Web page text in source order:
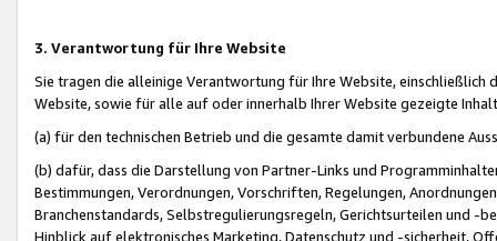
3. Verantwortung für Ihre Website
Sie tragen die alleinige Verantwortung für Ihre Website,
Website, sowie für alle auf oder innerhalb Ihrer Website gezeigte
(a) für den technischen Betrieb und die gesamte damit verbundene
(b) dafür, dass die Darstellung von Partner-Links und
Bestimmungen, Verordnungen, Vorschriften, Regelungen,
Branchenstandards, Selbstregulierungsregeln, Gerichtsurteilen und -
Hinblick auf elektronisches Marketing, Datenschutz und -sicherheit,